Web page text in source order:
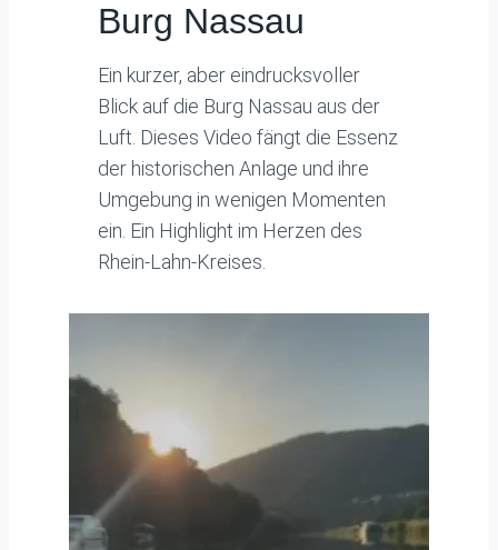
Burg Nassau
Ein kurzer, aber eindrucksvoller
Blick auf die Burg Nassau aus der
Luft. Dieses Video fängt die Essenz
der historischen Anlage und ihre
Umgebung in wenigen Momenten
ein. Ein Highlight im Herzen des
Rhein-Lahn-Kreises.